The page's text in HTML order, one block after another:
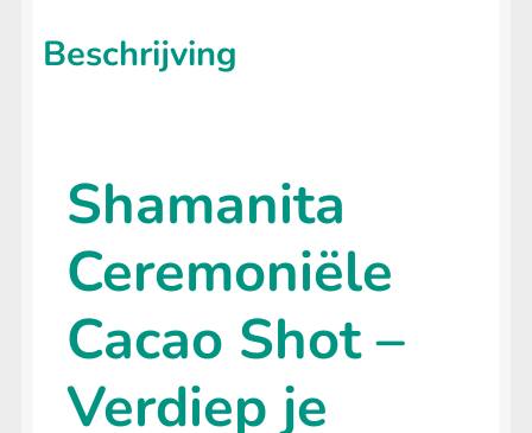
Caapi Extract
Shilafit 30 gram
HEADSHOP
LIFESTYLE
Beschrijving
Shamanita
Ceremoniële
Cacao Shot –
Verdiep je